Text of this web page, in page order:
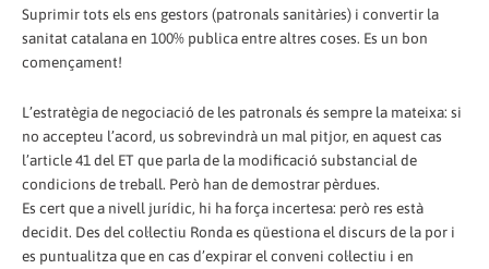
Suprimir tots els ens gestors (patronals sanitàries) i convertir la
sanitat catalana en 100% publica entre altres coses. Es un bon
començament!
L’estratègia de negociació de les patronals és sempre la mateixa: si
no accepteu l’acord, us sobrevindrà un mal pitjor, en aquest cas
l’article 41 del ET que parla de la modificació substancial de
condicions de treball. Però han de demostrar pèrdues.
Es cert que a nivell jurídic, hi ha força incertesa: però res està
decidit. Des del col·lectiu Ronda es qüestiona el discurs de la por i
es puntualitza que en cas d’expirar el conveni col·lectiu i en